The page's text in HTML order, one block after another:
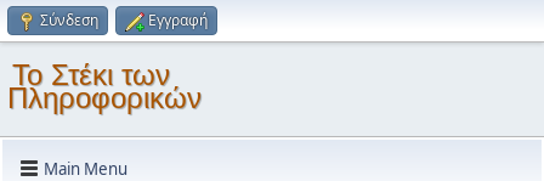
Σύνδεση Εγγραφή
Το Στέκι των
Πληροφορικών
Main Menu